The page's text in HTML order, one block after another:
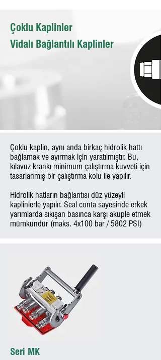
Çoklu Kaplinler
Vidalı Bağlantılı Kaplinler
Çoklu kaplin, aynı anda birkaç hidrolik hattı
bağlamak ve ayırmak için yaratılmıştır. Bu,
kılavuz krankı minimum çalıştırma kuvveti için
tasarlanmış bir çalıştırma kolu ile yapılır.
Hidrolik hatların bağlantısı düz yüzeyli
kaplinlerle yapılır. Seal conta sayesinde erkek
yarımlarda sıkışan basınca karşı akuple etmek
mümkündür (maks. 4x100 bar / 5802 PSI)
Seri MK